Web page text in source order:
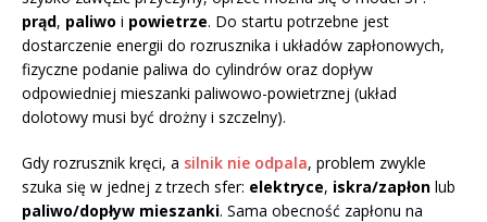
prąd, paliwo i powietrze. Do startu potrzebne jest
dostarczenie energii do rozrusznika i układów zapłonowych,
fizyczne podanie paliwa do cylindrów oraz dopływ
odpowiedniej mieszanki paliwowo-powietrznej (układ
dolotowy musi być drożny i szczelny).
Gdy rozrusznik kręci, a silnik nie odpala, problem zwykle
szuka się w jednej z trzech sfer: elektryce, iskra/zapłon lub
paliwo/dopływ mieszanki. Sama obecność zapłonu na